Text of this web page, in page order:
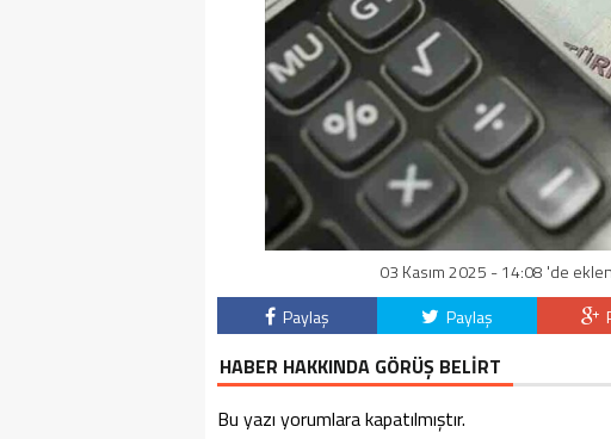
03 Kasım 2025 - 14:08 'de
Paylaş
Paylaş
HABER HAKKINDA GÖRÜŞ BELİRT
Bu yazı yorumlara kapatılmıştır.